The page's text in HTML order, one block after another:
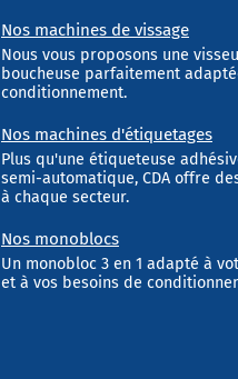
Nos machines de vissage
Nous vous proposons une
boucheuse parfaitement
conditionnement.
Nos machines d'étiquetages
Plus qu'une étiqueteuse
semi-automatique, CDA offre
à chaque secteur.
Nos monoblocs
Un monobloc 3 en 1 adapté à
et à vos besoins de